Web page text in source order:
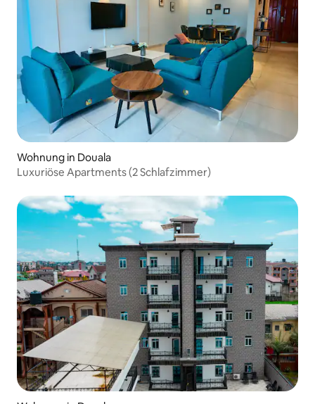
Wohnung in Douala
Luxuriöse Apartments (2 Schlafzimmer)